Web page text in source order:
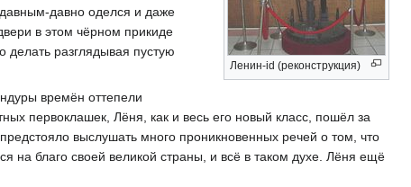
Ленин-id (реконструкция)
давно оделся и даже
в этом чёрном прикиде
делать разглядывая пустую
времён оттепели
первоклашек, Лёня, как и весь его новый класс, пошёл за
выслушать много проникновенных речей о том, что
на благо своей великой страны, и всё в таком духе. Лёня ещё